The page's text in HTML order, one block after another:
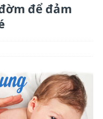
để đảm